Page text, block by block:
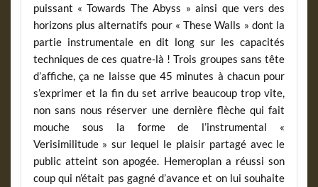
puissant « Towards The Abyss » ainsi que vers des
horizons plus alternatifs pour « These Walls » dont la
partie instrumentale en dit long sur les capacités
techniques de ces quatre-là ! Trois groupes sans tête
d’affiche, ça ne laisse que 45 minutes à chacun pour
s’exprimer et la fin du set arrive beaucoup trop vite,
non sans nous réserver une dernière flèche qui fait
mouche sous la forme de l’instrumental «
Verisimilitude » sur lequel le plaisir partagé avec le
public atteint son apogée. Hemeroplan a réussi son
coup qui n’était pas gagné d’avance et on lui souhaite